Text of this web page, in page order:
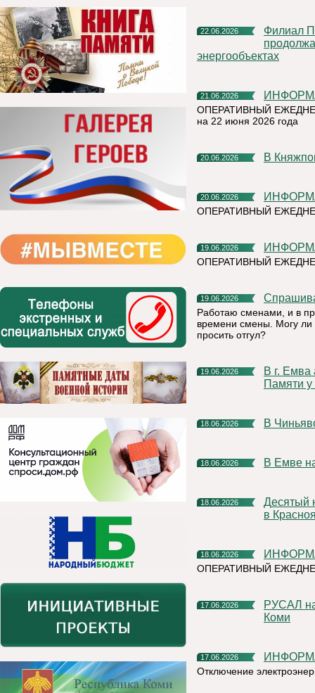
22.06.2026
Филиал ПАО «Россети Северо-Запад» в Республике Коми
энергообъектах
21.06.2026
ОПЕРАТИВНЫЙ
на 22 июня 2026 года
20.06.2026 В
20.06.2026
ОПЕРАТИВНЫЙ
19.06.2026
ОПЕРАТИВНЫЙ
19.06.2026
Работаю сменами, и в
времени смены. Могу ли
просить отгул?
19.06.2026
В г. Емва акция «Минута молчания» пройдет в 12.15 в сквере
Памяти у
18.06.2026 В
18.06.2026 В Емве
18.06.2026
Десятый научный фестиваль РУСАЛа стартует уже в августе
в
18.06.2026
ОПЕРАТИВНЫЙ
17.06.2026
РУСАЛ направит более 13 миллионов рублей на развитие
Коми
17.06.2026
Отключение